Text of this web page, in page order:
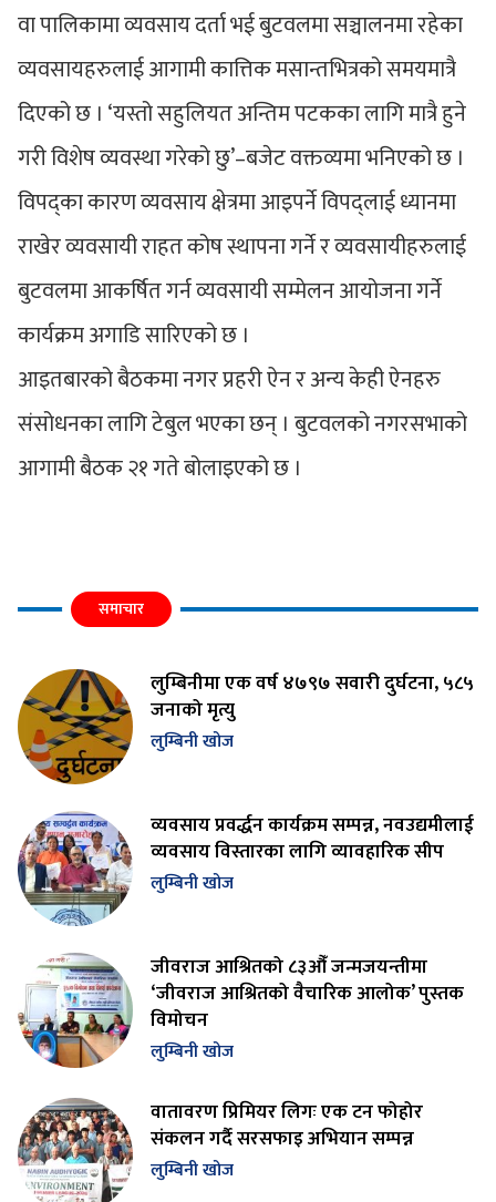
वा पालिकामा व्यवसाय दर्ता भई बुटवलमा सञ्चालनमा रहेका
व्यवसायहरुलाई आगामी कात्तिक मसान्तभित्रको समयमात्रै
दिएको छ । ‘यस्तो सहुलियत अन्तिम पटकका लागि मात्रै हुने
गरी विशेष व्यवस्था गरेको छु’–बजेट वक्तव्यमा भनिएको छ ।
विपद्का कारण व्यवसाय क्षेत्रमा आइपर्ने विपद्लाई ध्यानमा
राखेर व्यवसायी राहत कोष स्थापना गर्ने र व्यवसायीहरुलाई
बुटवलमा आकर्षित गर्न व्यवसायी सम्मेलन आयोजना गर्ने
कार्यक्रम अगाडि सारिएको छ ।
आइतबारको बैठकमा नगर प्रहरी ऐन र अन्य केही ऐनहरु
संसोधनका लागि टेबुल भएका छन् । बुटवलको नगरसभाको
आगामी बैठक २१ गते बोलाइएको छ ।
समाचार
लुम्बिनीमा एक वर्ष ४७९७ सवारी दुर्घटना, ५८५
जनाको मृत्यु
लुम्बिनी खोज
व्यवसाय प्रवर्द्धन कार्यक्रम सम्पन्न, नवउद्यमीलाई
व्यवसाय विस्तारका लागि व्यावहारिक सीप
लुम्बिनी खोज
जीवराज आश्रितको ८३औँ जन्मजयन्तीमा
‘जीवराज आश्रितको वैचारिक आलोक’ पुस्तक
विमोचन
लुम्बिनी खोज
वातावरण प्रिमियर लिगः एक टन फोहोर
संकलन गर्दै सरसफाइ अभियान सम्पन्न
लुम्बिनी खोज